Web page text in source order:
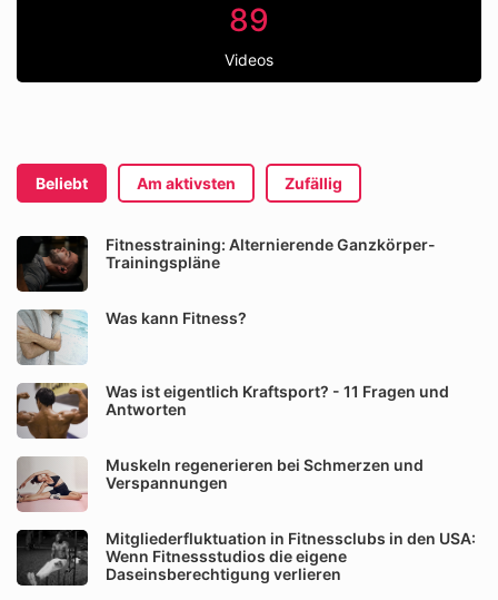
89
Videos
Beliebt Am aktivsten Zufällig
Fitnesstraining: Alternierende Ganzkörper-
Trainingspläne
Was kann Fitness?
Was ist eigentlich Kraftsport? - 11 Fragen und
Antworten
Muskeln regenerieren bei Schmerzen und
Verspannungen
Mitgliederfluktuation in Fitnessclubs in den USA:
Wenn Fitnessstudios die eigene
Daseinsberechtigung verlieren